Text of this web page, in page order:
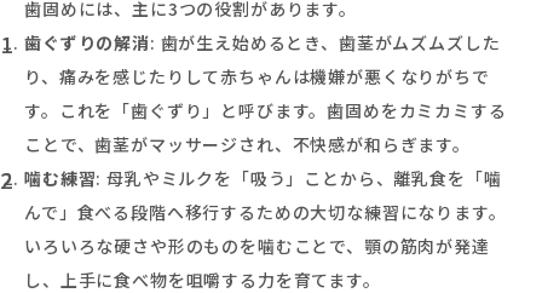
歯固めには、主に3つの役割があります。
歯ぐずりの解消: 歯が生え始めるとき、歯茎がムズムズした
り、痛みを感じたりして赤ちゃんは機嫌が悪くなりがちで
す。これを「歯ぐずり」と呼びます。歯固めをカミカミする
ことで、歯茎がマッサージされ、不快感が和らぎます。
噛む練習: 母乳やミルクを「吸う」ことから、離乳食を「噛
んで」食べる段階へ移行するための大切な練習になります。
いろいろな硬さや形のものを噛むことで、顎の筋肉が発達
し、上手に食べ物を咀嚼する力を育てます。